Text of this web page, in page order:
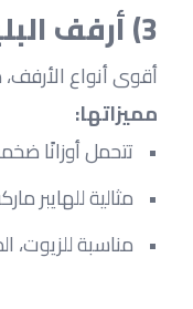
3) أرفف البليت – Pallet Racks
أقوى أنواع
مميزاتها:
تتحمل أوزانًا
مثالية للهايبر
مناسبة للزيوت،